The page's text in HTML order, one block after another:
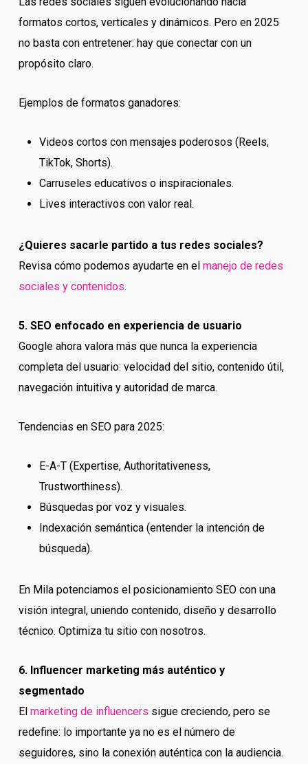
formatos cortos, verticales y dinámicos. Pero en 2025
no basta con entretener: hay que conectar con un
propósito claro.
Ejemplos de formatos ganadores:
Videos cortos con mensajes poderosos (Reels,
TikTok, Shorts).
Carruseles educativos o inspiracionales.
Lives interactivos con valor real.
¿Quieres sacarle partido a tus redes sociales?
Revisa cómo podemos ayudarte en el manejo de redes
sociales y contenidos.
5. SEO enfocado en experiencia de usuario
Google ahora valora más que nunca la experiencia
completa del usuario: velocidad del sitio, contenido útil,
navegación intuitiva y autoridad de marca.
Tendencias en SEO para 2025:
E-A-T (Expertise, Authoritativeness,
Trustworthiness).
Búsquedas por voz y visuales.
Indexación semántica (entender la intención de
búsqueda).
En Mila potenciamos el posicionamiento SEO con una
visión integral, uniendo contenido, diseño y desarrollo
técnico. Optimiza tu sitio con nosotros.
6. Influencer marketing más auténtico y
segmentado
El marketing de influencers sigue creciendo, pero se
redefine: lo importante ya no es el número de
seguidores, sino la conexión auténtica con la audiencia.